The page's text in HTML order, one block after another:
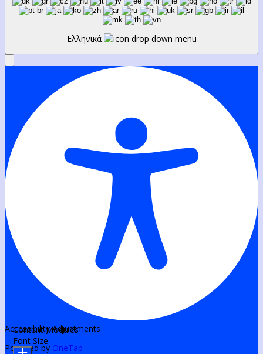
Ελληνικά
Accessibility Adjustments
Powered by OneTap
Content Modules
Font Size